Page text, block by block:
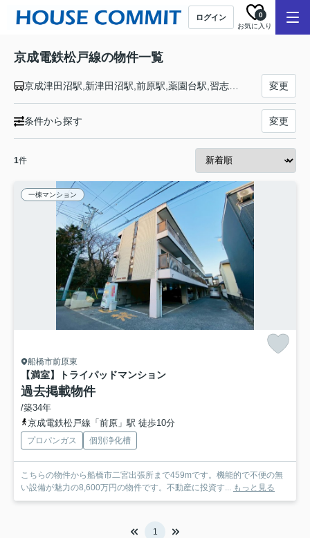
ログイン
お気に入り
0
京成電鉄松戸線の物件一覧
変更
条件から探す 変更
1件
一棟マンション
船橋市前原東
【満室】トライパッドマンション
過去掲載物件
/築34年
京成電鉄松戸線「前原」駅 徒歩10分
プロパンガス 個別浄化槽
こちらの物件から船橋市二宮出張所まで459mです。機能的で不便の無
い設備が魅力の8,600万円の物件です。不動産に投資す... もっと見る
1